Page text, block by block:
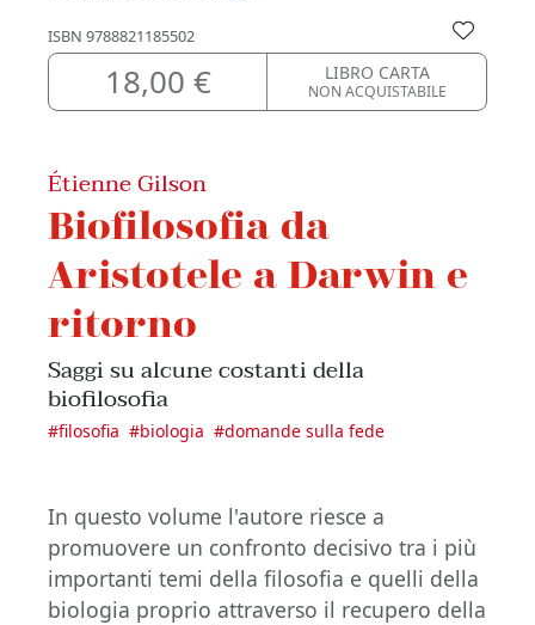
ISBN 9788821185502
18,00 € LIBRO CARTA
NON ACQUISTABILE
Étienne Gilson
Biofilosofia da
Aristotele a Darwin e
ritorno
Saggi su alcune costanti della
biofilosofia
#filosofia #biologia #domande sulla fede
In questo volume l'autore riesce a
promuovere un confronto decisivo tra i più
importanti temi della filosofia e quelli della
biologia proprio attraverso il recupero della